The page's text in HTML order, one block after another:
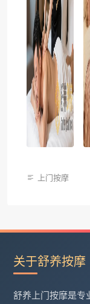
上门按摩
关于舒养按摩
舒养上门按摩是专